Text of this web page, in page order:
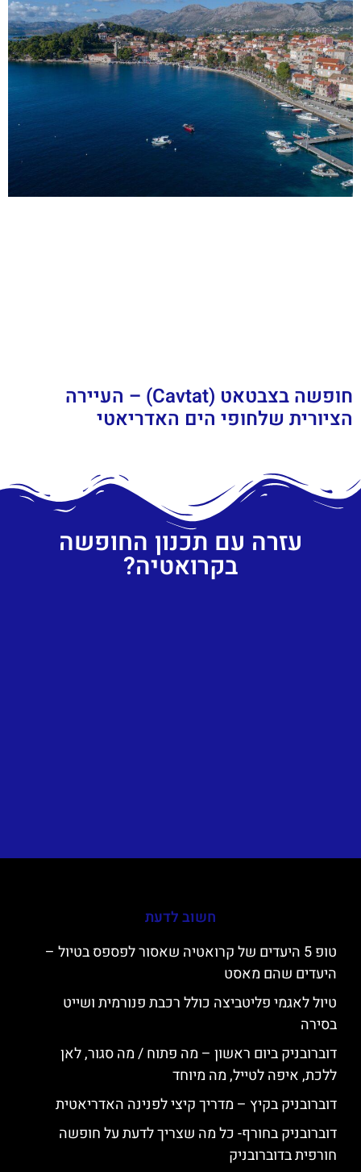
חופשה בצבטאט (Cavtat) – העיירה
הציורית שלחופי הים האדריאטי
עזרה עם תכנון החופשה
בקרואטיה?
חשוב לדעת
טופ 5 היעדים של קרואטיה שאסור לפספס בטיול –
היעדים שהם מאסט
טיול לאגמי פליטביצה כולל רכבת פנורמית ושייט
בסירה
דוברובניק ביום ראשון – מה פתוח / מה סגור, לאן
ללכת, איפה לטייל, מה מיוחד
דוברובניק בקיץ – מדריך קיצי לפנינה האדריאטית
דוברובניק בחורף- כל מה שצריך לדעת על חופשה
חורפית בדוברובניק